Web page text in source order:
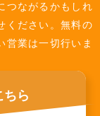
つながるかもしれ
ください。無料の
営業は一切行いま
ちら